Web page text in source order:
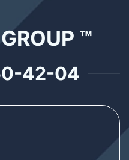
™
42-04